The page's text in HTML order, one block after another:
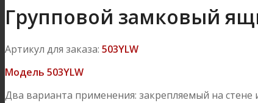
Групповой замковый
Артикул для заказа: 503YLW
Модель 503YLW
Два варианта применения: закрепляемый на